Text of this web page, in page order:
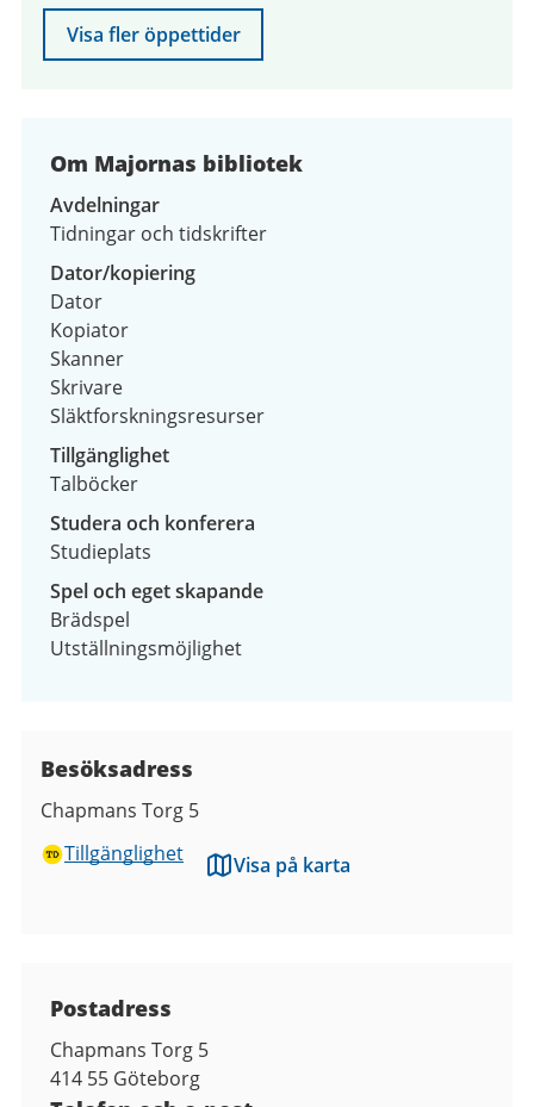
Visa fler öppettider
Om Majornas bibliotek
Avdelningar
Tidningar och tidskrifter
Dator/kopiering
Dator
Kopiator
Skanner
Skrivare
Släktforskningsresurser
Tillgänglighet
Talböcker
Studera och konferera
Studieplats
Spel och eget skapande
Brädspel
Utställningsmöjlighet
Besöksadress
Chapmans Torg 5
Tillgänglighet
Visa på karta
Postadress
Chapmans Torg 5
414 55 Göteborg